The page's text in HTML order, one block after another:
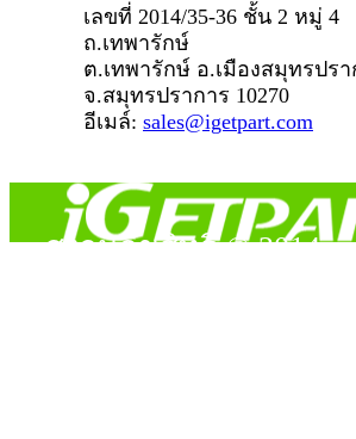
เลขที่ 2014/35-36 ชั้น 2 หมู่ 4
ถ.เทพารักษ์
ต.เทพารักษ์ อ.เมืองสมุทรปรา
จ.สมุทรปราการ 10270
อีเมล์: sales@igetpart.com
สงวนลิขสิทธิ์ © 2014